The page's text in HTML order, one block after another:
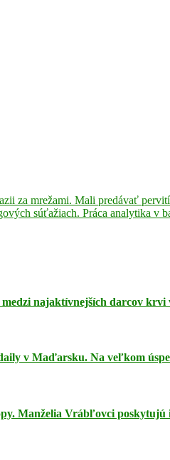
za mrežami. Mali predávať
súťažiach. Práca analytika v
najaktívnejších darcov
v Maďarsku. Na veľkom
Manželia Vrábľovci poskytujú